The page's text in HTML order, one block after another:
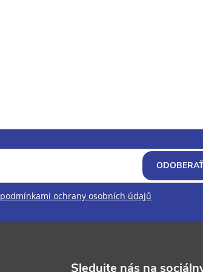
podmínkami ochrany osobních údajů
Sledujte nás na